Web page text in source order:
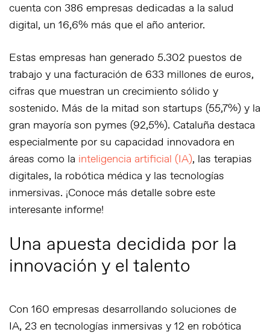
cuenta con 386 empresas dedicadas a la salud
digital, un 16,6% más que el año anterior.
Estas empresas han generado 5.302 puestos de
trabajo y una facturación de 633 millones de euros,
cifras que muestran un crecimiento sólido y
sostenido. Más de la mitad son startups (55,7%) y la
gran mayoría son pymes (92,5%). Cataluña destaca
especialmente por su capacidad innovadora en
áreas como la inteligencia artificial (IA), las terapias
digitales, la robótica médica y las tecnologías
inmersivas. ¡Conoce más detalle sobre este
interesante informe!
Una apuesta decidida por la
innovación y el talento
Con 160 empresas desarrollando soluciones de
IA, 23 en tecnologías inmersivas y 12 en robótica